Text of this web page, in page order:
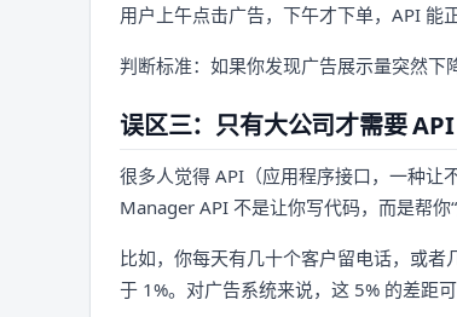
用户上午点击广告，下午才下单，API 能
判断标准：如果你发现广告展示量突然下
误区三：只有大公司才需要 API
很多人觉得 API（应用程序接口，一种让
Manager API 不是让你写代码，而是帮你“
比如，你每天有几十个客户留电话，或
于 1%。对广告系统来说，这 5% 的差距